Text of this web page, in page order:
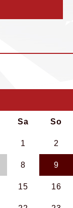
Sa So
1 2
8 9
15 16